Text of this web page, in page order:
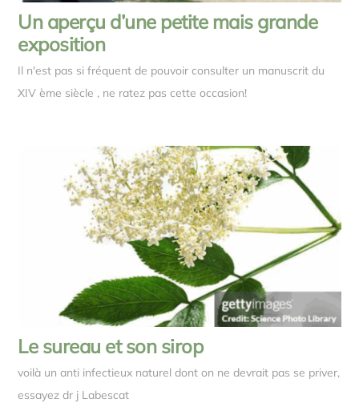
Un aperçu d’une petite mais grande
exposition
Il n'est pas si fréquent de pouvoir consulter un manuscrit du
XIV ème siècle , ne ratez pas cette occasion!
Le sureau et son sirop
voilà un anti infectieux naturel dont on ne devrait pas se priver,
essayez dr j Labescat